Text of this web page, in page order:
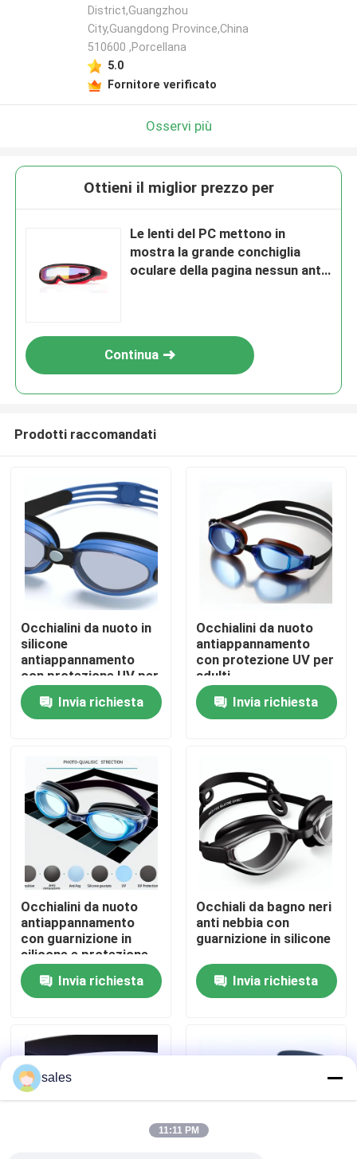
Casa
Circa noi
Giro della fabbrica
Contattici
Notizia
casi
Richieda una citazione
Anti-Fog nuoto occhiali
District,Guangzhou
City,Guangdong Province,China
510600 ,Porcellana
5.0
Fornitore verificato
Osservi più
Ottieni il miglior prezzo per
Le lenti del PC mettono in
mostra la grande conchiglia
oculare della pagina nessun anti
di nuoto alla moda dei bambini
Continua
Prodotti raccomandati
Occhialini da nuoto in
silicone
antiappannamento
con protezione UV per
adulti
Invia richiesta
Occhialini da nuoto
antiappannamento
con protezione UV per
adulti
Invia richiesta
Occhialini da nuoto
antiappannamento
con guarnizione in
silicone e protezione
UV
Invia richiesta
Occhiali da bagno neri
anti nebbia con
guarnizione in silicone
Invia richiesta
sales
11:11 PM